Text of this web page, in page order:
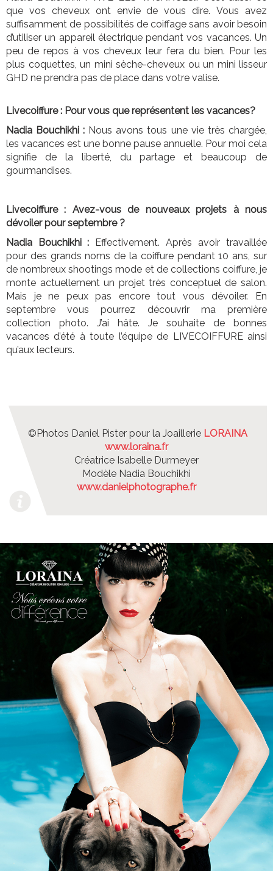
que vos cheveux ont envie de vous dire. Vous avez
suffisamment de possibilités de coiffage sans avoir besoin
d’utiliser un appareil électrique pendant vos vacances. Un
peu de repos à vos cheveux leur fera du bien. Pour les
plus coquettes, un mini sèche-cheveux ou un mini lisseur
GHD ne prendra pas de place dans votre valise.
Livecoiffure : Pour vous que représentent les vacances?
Nadia Bouchikhi : Nous avons tous une vie très chargée,
les vacances est une bonne pause annuelle. Pour moi cela
signifie de la liberté, du partage et beaucoup de
gourmandises.
Livecoiffure : Avez-vous de nouveaux projets à nous
dévoiler pour septembre ?
Nadia Bouchikhi : Effectivement. Après avoir travaillée
pour des grands noms de la coiffure pendant 10 ans, sur
de nombreux shootings mode et de collections coiffure, je
monte actuellement un projet très conceptuel de salon.
Mais je ne peux pas encore tout vous dévoiler. En
septembre vous pourrez découvrir ma première
collection photo. J’ai hâte. Je souhaite de bonnes
vacances d’été à toute l’équipe de LIVECOIFFURE ainsi
qu’aux lecteurs.
©Photos Daniel Pister pour la Joaillerie LORAINA
www.loraina.fr
Créatrice Isabelle Durmeyer
Modèle Nadia Bouchikhi
www.danielphotographe.fr